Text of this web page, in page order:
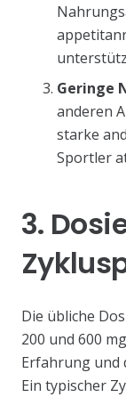
Geringe
anderen
starke
Sportler
3.
Die übliche
200 und 600
Erfahrung und
Ein typischer